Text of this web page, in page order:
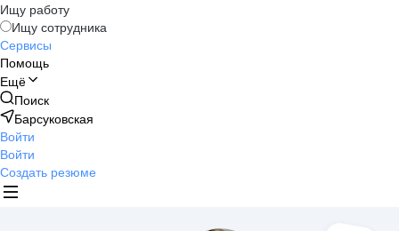
Ищу работу
Ищу сотрудника
Сервисы
Помощь
Ещё
Поиск
Барсуковская
Войти
Войти
Создать резюме